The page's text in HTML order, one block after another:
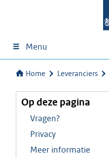
Menu
Home Leveranciers
Op deze pagina
Vragen?
Privacy
Meer informatie